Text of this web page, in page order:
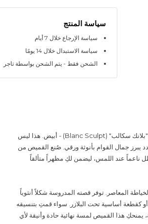
سياسة المنتج
سياسة الإرجاع خلال 7 أيام
سياسة الاستبدال خلال 14 يومًا
الشحن فقط - يتم الشحن بواسطة تاجر
حوّلي القطعة الكلاسيكية الأساسية إلى بيان للأناقة العصرية مع قميص "بلانك سكالب" (Blanc Sculpt) - أبيض. هذا ليس
يبرز جمال القوام بأنوثة ورقي. صُنع القميص من
ناعماً عند اللمس، ليضمن لكِ مظهراً متألقاً
المعاصر. توفر قصته المدروسة شكلاً أنثوياً
أو كقطعة أساسية تحت البلازر. سواء قمتِ بتنسيقه
يمنحكِ هذا القميص لمسة نهائية حادة وأنيقة لأي